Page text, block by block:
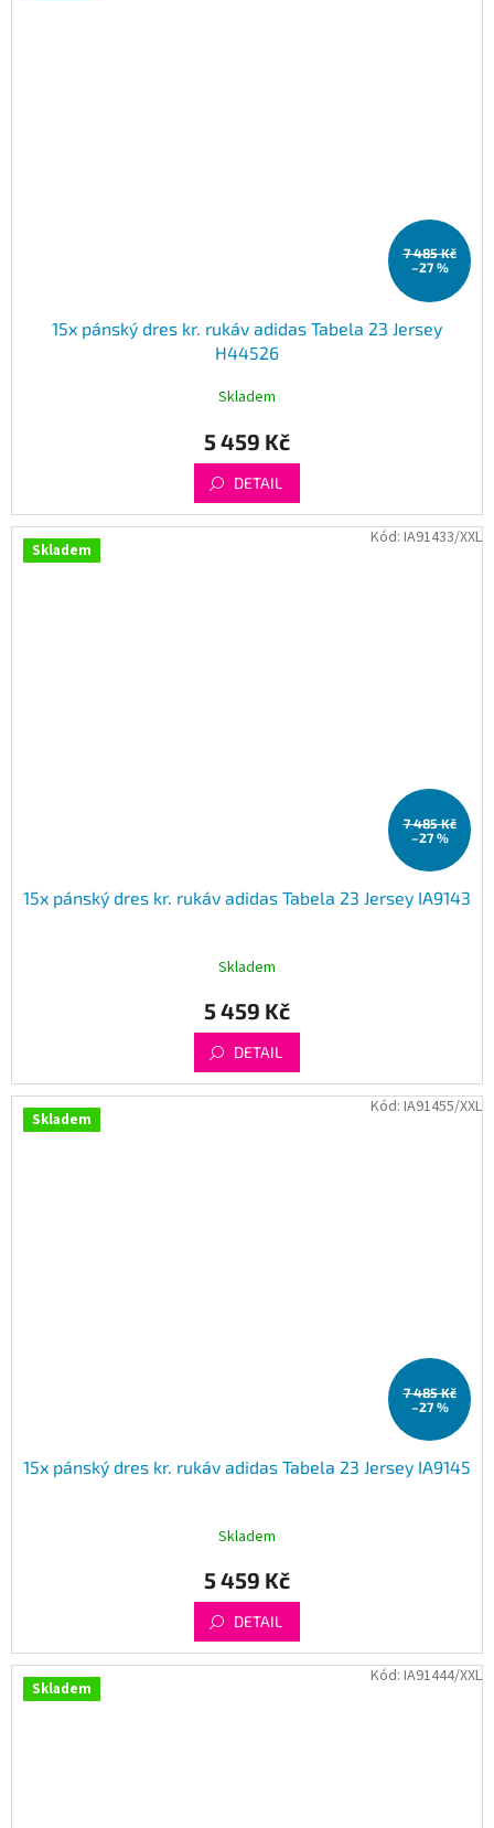
7 485 Kč
–27 %
15x pánský dres kr. rukáv adidas Tabela 23 Jersey
H44526
Skladem
5 459 Kč
DETAIL
Skladem
7 485 Kč
–27 %
15x pánský dres kr. rukáv adidas Tabela 23 Jersey IA9143
Skladem
5 459 Kč
DETAIL
Kód: IA91433/XXL
Skladem
7 485 Kč
–27 %
15x pánský dres kr. rukáv adidas Tabela 23 Jersey IA9145
Skladem
5 459 Kč
DETAIL
Kód: IA91455/XXL
Skladem
Kód: IA91444/XXL